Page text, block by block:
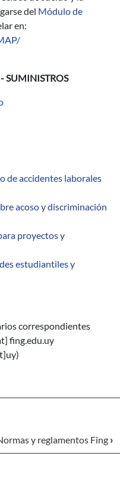
del Módulo de
en:
SUMINISTROS
de accidentes laborales
acoso y discriminación
proyectos y
estudiantiles y
correspondientes
fing.edu.uy
y reglamentos Fing ›